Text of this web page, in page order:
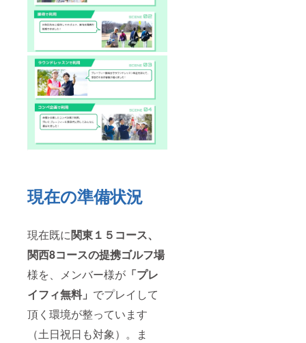
現在の準備状況
現在既に関東１５コース、
関西8コースの提携ゴルフ場
様を、メンバー様が 「プレ
イフィ無料」 でプレイして
頂く環境が整っています
（土日祝日も対象）。ま